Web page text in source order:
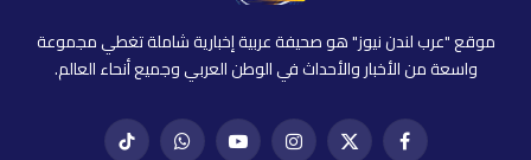
موقع "عرب لندن نيوز" هو صحيفة عربية إخبارية شاملة تغطي مجموعة
واسعة من الأخبار والأحداث في الوطن العربي وجميع أنحاء العالم.
فيسبوكX
إنستغراميوتيوب واتساب تيك